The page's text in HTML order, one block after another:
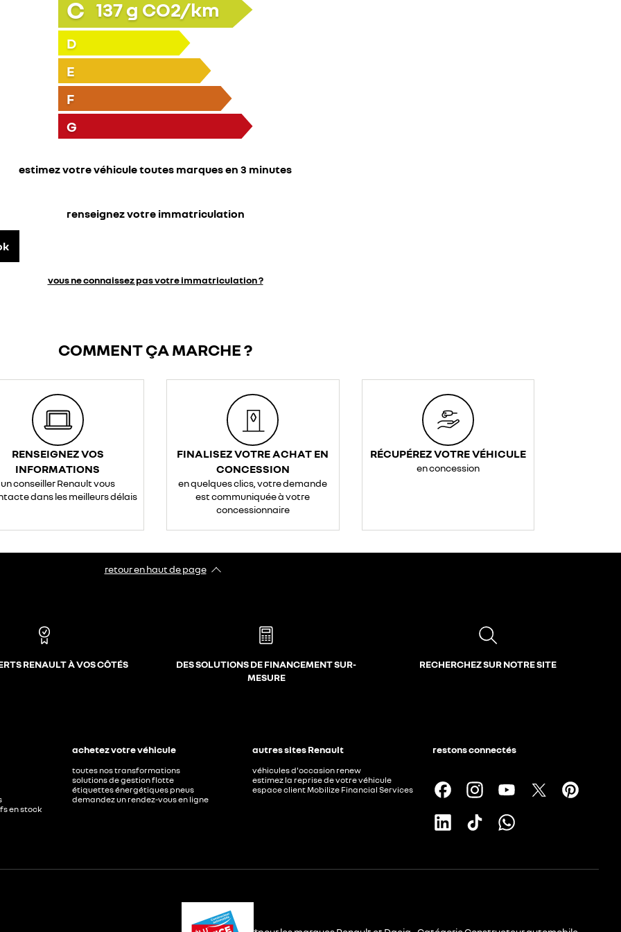
C 137g CO2/km
D
E
F
G
estimez votre véhicule toutes marques en 3 minutes
renseignez votre immatriculation
vous ne connaissez pas votre immatriculation ?
COMMENT ÇA MARCHE ?
RENSEIGNEZ VOS
INFORMATIONS
un conseiller Renault vous
dans les meilleurs délais
FINALISEZ VOTRE ACHAT EN
CONCESSION
en quelques clics, votre demande
est communiquée à votre
concessionnaire
RÉCUPÉREZ VOTRE VÉHICULE
en concession
retour en haut de page​
RENAULT À VOS CÔTÉS
DES SOLUTIONS DE FINANCEMENT SUR-
MESURE
RECHERCHEZ SUR NOTRE SITE
en stock
achetez votre véhicule
toutes nos transformations
solutions de gestion flotte
étiquettes énergétiques pneus
demandez un rendez-vous en ligne
autres sites Renault
véhicules d'occasion renew
estimez la reprise de votre véhicule
espace client Mobilize Financial Services
restons connectés